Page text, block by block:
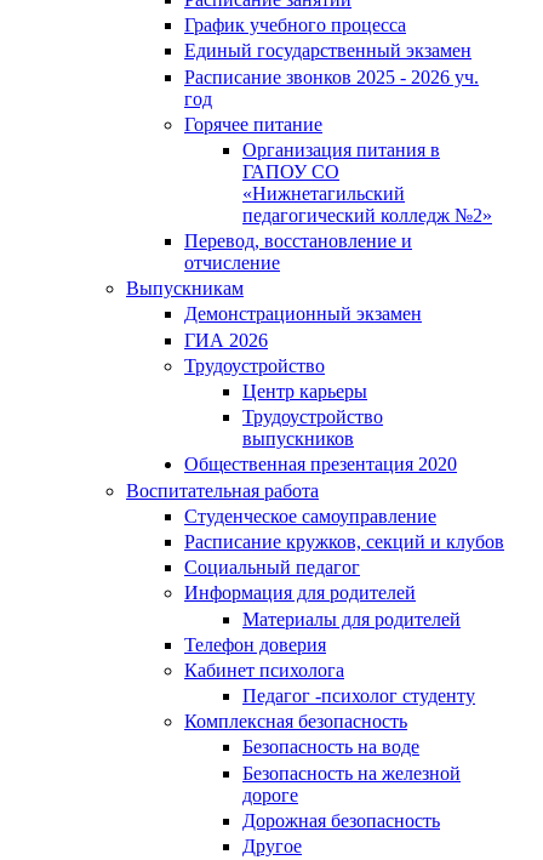
График учебного процесса
Единый государственный экзамен
Расписание звонков 2025 - 2026 уч.
год
Горячее питание
Организация питания в
ГАПОУ СО
«Нижнетагильский
педагогический колледж №2»
Перевод, восстановление и
отчисление
Выпускникам
Демонстрационный экзамен
ГИА 2026
Трудоустройство
Центр карьеры
Трудоустройство
выпускников
Общественная презентация 2020
Воспитательная работа
Студенческое самоуправление
Расписание кружков, секций и клубов
Социальный педагог
Информация для родителей
Материалы для родителей
Телефон доверия
Кабинет психолога
Педагог -психолог студенту
Комплексная безопасность
Безопасность на воде
Безопасность на железной
дороге
Дорожная безопасность
Другое